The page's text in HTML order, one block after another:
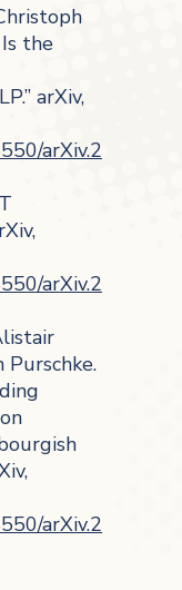
the
arXiv,
arXiv.2
arXiv.2
Purschke.
arXiv.2